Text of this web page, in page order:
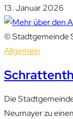
13. Januar 2026
© Stadtgemeinde
Allgemein
Die
Neumayer zu